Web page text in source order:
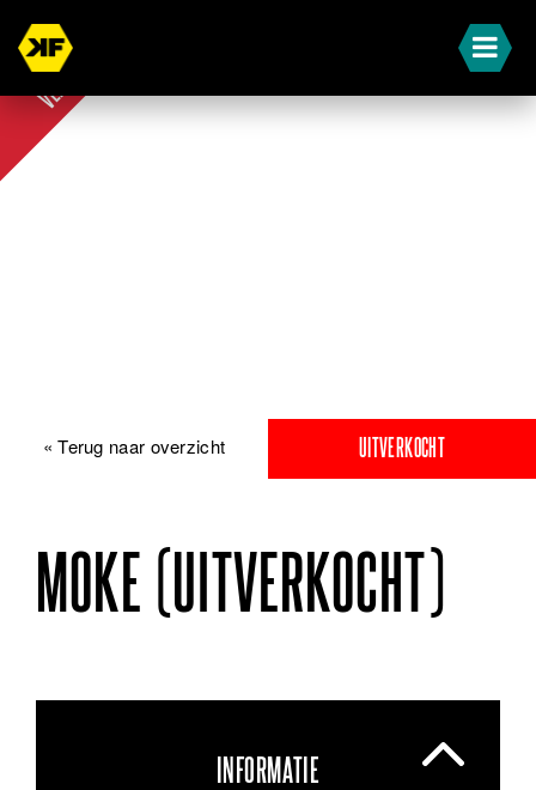
UIT-
VERKOCHT
« Terug naar overzicht UITVERKOCHT
MOKE (UITVERKOCHT)
INFORMATIE